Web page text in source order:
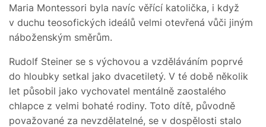
Maria Montessori byla navíc věřící katolička, i když
v duchu teosofických ideálů velmi otevřená vůči jiným
náboženským směrům.
Rudolf Steiner se s výchovou a vzděláváním poprvé
do hloubky setkal jako dvacetiletý. V té době několik
let působil jako vychovatel mentálně zaostalého
chlapce z velmi bohaté rodiny. Toto dítě, původně
považované za nevzdělatelné, se v dospělosti stalo